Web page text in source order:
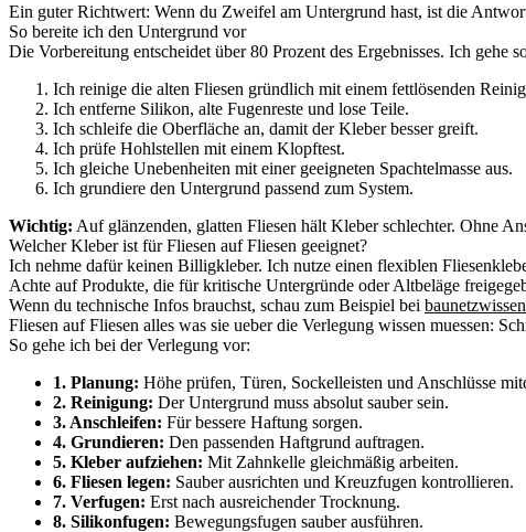
Ein guter Richtwert: Wenn du Zweifel am Untergrund hast, ist die
So bereite ich den Untergrund vor
Die Vorbereitung entscheidet über 80 Prozent des Ergebnisses. Ich gehe
Ich reinige die alten Fliesen gründlich mit einem fettlösenden
Ich entferne Silikon, alte Fugenreste und lose Teile.
Ich schleife die Oberfläche an, damit der Kleber besser greift.
Ich prüfe Hohlstellen mit einem Klopftest.
Ich gleiche Unebenheiten mit einer geeigneten Spachtelmasse aus.
Ich grundiere den Untergrund passend zum System.
Wichtig: Auf glänzenden, glatten Fliesen hält Kleber schlechter. Ohne
Welcher Kleber ist für Fliesen auf Fliesen geeignet?
Ich nehme dafür keinen Billigkleber. Ich nutze einen flexiblen
Achte auf Produkte, die für kritische Untergründe oder Altbeläge
Wenn du technische Infos brauchst, schau zum Beispiel bei
Fliesen auf Fliesen alles was sie ueber die Verlegung wissen muessen:
So gehe ich bei der Verlegung vor:
1. Planung: Höhe prüfen, Türen, Sockelleisten und Anschlüsse
2. Reinigung: Der Untergrund muss absolut sauber sein.
3. Anschleifen: Für bessere Haftung sorgen.
4. Grundieren: Den passenden Haftgrund auftragen.
5. Kleber aufziehen: Mit Zahnkelle gleichmäßig arbeiten.
6. Fliesen legen: Sauber ausrichten und Kreuzfugen kontrollieren.
7. Verfugen: Erst nach ausreichender Trocknung.
8. Silikonfugen: Bewegungsfugen sauber ausführen.